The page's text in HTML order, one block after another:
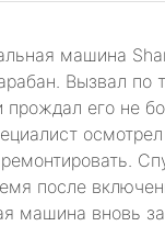
машина
Вызвал по
прождал его не
после
машина вновь